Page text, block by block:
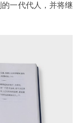
一代代人，并将继